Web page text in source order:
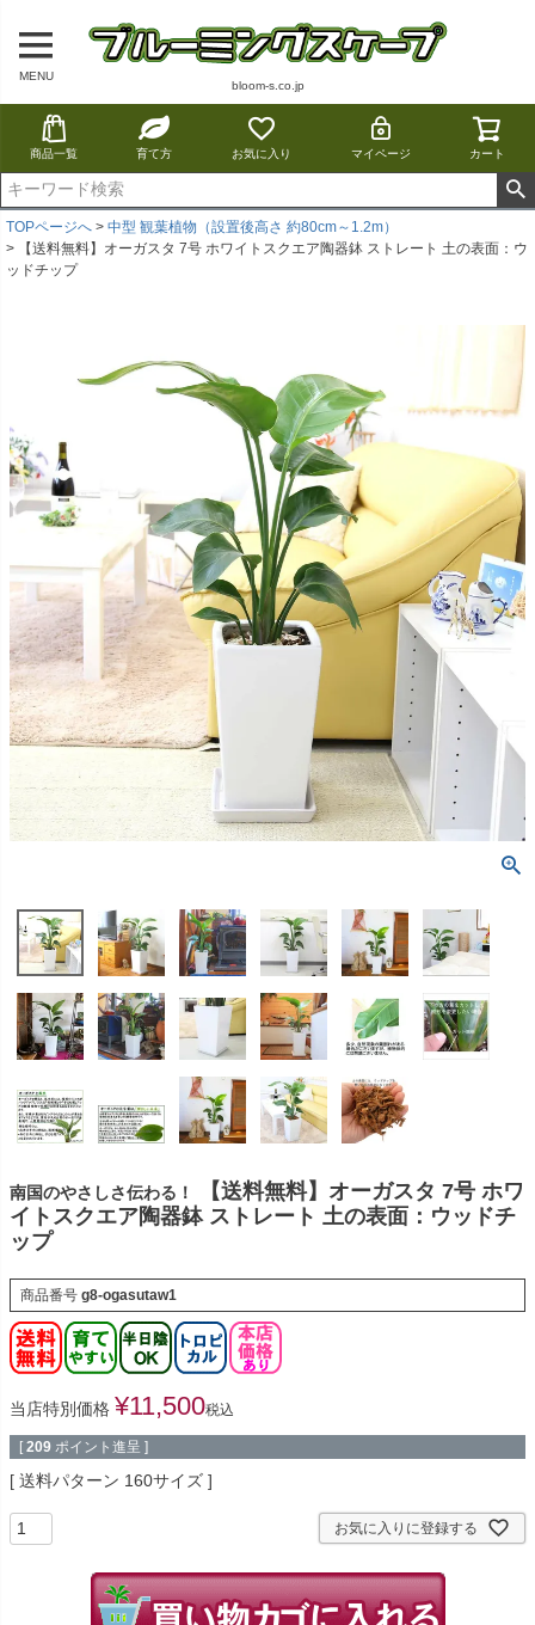
MENU
bloom-s.co.jp
商品一覧 育て方 お気に入り マイページ カート
TOPページへ
中型 観葉植物（設置後高さ 約80cm～1.2m）
【送料無料】オーガスタ 7号 ホワイトスクエア陶器鉢 ストレート 土の表面：ウ
ッドチップ
南国のやさしさ伝わる！
【送料無料】オーガスタ 7号 ホワ
イトスクエア陶器鉢 ストレート 土の表面：ウッドチ
ップ
商品番号 g8-ogasutaw1
当店特別価格 ¥11,500税込
[ 209 ポイント進呈 ]
送料パターン 160サイズ
お気に入りに登録する